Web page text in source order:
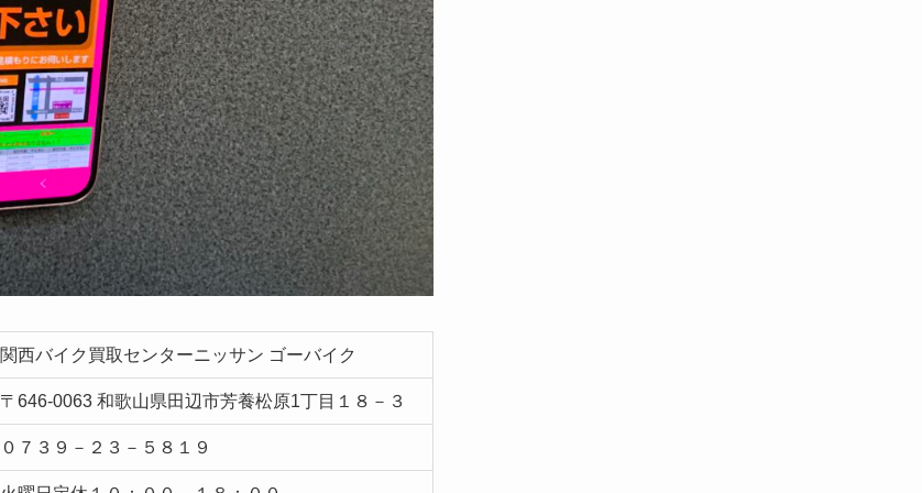
関西バイク買取センターニッサン ゴーバイク
〒646-0063 和歌山県田辺市芳養松原1丁目１８－３
０７３９－２３－５８１９